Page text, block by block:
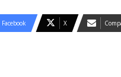
Facebook X